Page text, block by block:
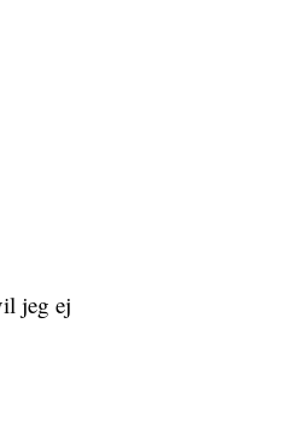
jeg ej